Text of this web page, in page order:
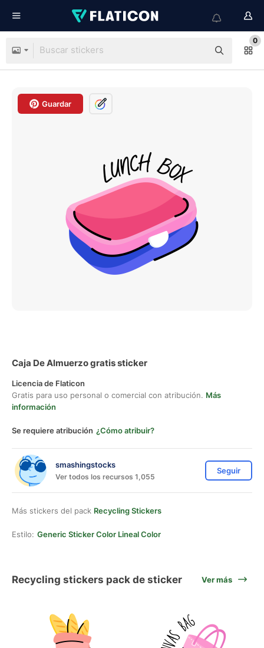
0
Guardar
Caja De Almuerzo gratis sticker
Licencia de Flaticon
Gratis para uso personal o comercial con atribución. Más
información
Se requiere atribución ¿Cómo atribuir?
smashingstocks
Ver todos los recursos 1,055
Seguir
Más stickers del pack Recycling Stickers
Estilo: Generic Sticker Color Lineal Color
Recycling stickers pack de sticker Ver más